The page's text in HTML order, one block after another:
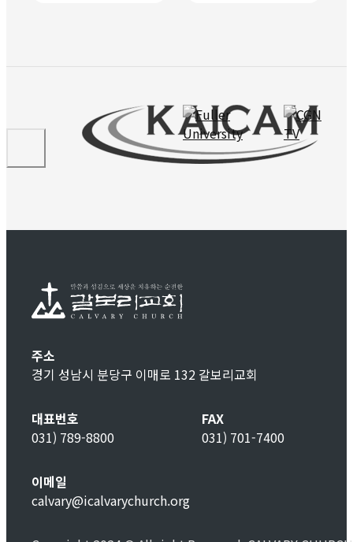
주소
경기 성남시 분당구 이매로 132 갈보리교회
대표번호
031) 789-8800
FAX
031) 701-7400
이메일
calvary@icalvarychurch.org